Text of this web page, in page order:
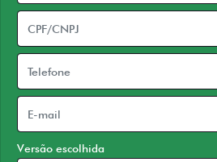
Versão escolhida